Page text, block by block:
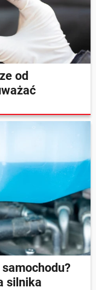
od
silnika